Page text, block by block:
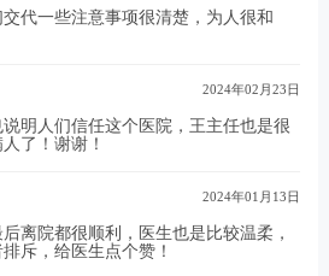
代一些注意事项很清楚，为人很和
2024年02月23日
明人们信任这个医院，王主任也是很
了！谢谢！
2024年01月13日
离院都很顺利，医生也是比较温柔，
斥，给医生点个赞！